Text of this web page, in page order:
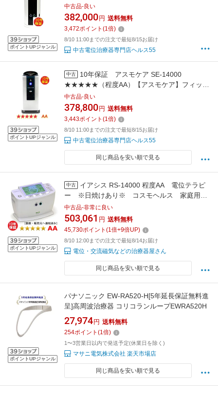
ポイントUPジャンル
御免なさい 特価価格
中古品-良い
382,000 円 送料無料
3,472ポイント (1倍)
8/10 11:00までの注文で最短8/15お届け
中古電位治療器専門店ヘルス55
ポイントUPジャンル
中古
10年保証 アスモケア SE-14000
★★★★★（程度AA）【アスモケア】フィット
ラボ株式会社 SE-14000 中古
中古品-良い
378,800 円 送料無料
3,443ポイント (1倍)
8/10 11:00までの注文で最短8/15お届け
中古電位治療器専門店ヘルス55
同じ商品を安い順で見る
ポイントUPジャンル
中古
イアシス RS-14000 程度AA 電位テラピ
ー ※日焼けあり※ コスモヘルス 家庭用電
位治療器 10年保証【中古】 日本リシャイ
ン コスモドクター iasis 14000 ※t．
CURE 14000（ティーキュア14000）
PRESENSE（プレセンス）の前モデル※
中古品-非常に良い
503,061 円 送料無料
45,730ポイント (1倍+9倍UP)
8/10 12:00までの注文で最短8/14お届け
電位・交流磁気などの治療器屋さん
同じ商品を安い順で見る
ポイントUPジャンル
パナソニック EW-RA520-H[5年延長保証無料進
呈]高周波治療器 コリコランループEWRA520H
27,974 円 送料無料
254ポイント (1倍)
1〜3営業日以内で発送予定(休業日を除く)
マサニ電気株式会社 楽天市場店
同じ商品を安い順で見る